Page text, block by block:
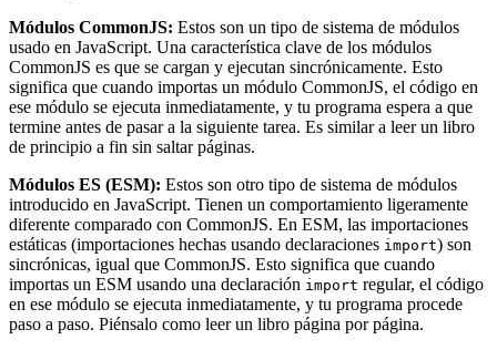
Módulos CommonJS: Estos son un tipo de sistema de módulos
usado en JavaScript. Una característica clave de los módulos
CommonJS es que se cargan y ejecutan sincrónicamente. Esto
significa que cuando importas un módulo CommonJS, el código en
ese módulo se ejecuta inmediatamente, y tu programa espera a que
termine antes de pasar a la siguiente tarea. Es similar a leer un libro
de principio a fin sin saltar páginas.
Módulos ES (ESM): Estos son otro tipo de sistema de módulos
introducido en JavaScript. Tienen un comportamiento ligeramente
diferente comparado con CommonJS. En ESM, las importaciones
estáticas (importaciones hechas usando declaraciones import) son
sincrónicas, igual que CommonJS. Esto significa que cuando
importas un ESM usando una declaración import regular, el código
en ese módulo se ejecuta inmediatamente, y tu programa procede
paso a paso. Piénsalo como leer un libro página por página.